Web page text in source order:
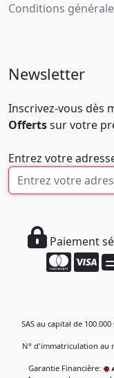
Conditions
Newsletter
Inscrivez-vous dès
Offertssur votre
Entrez votre
Paiement
SAS au capital de 100.000
N° d'immatriculation au
Garantie Financière: